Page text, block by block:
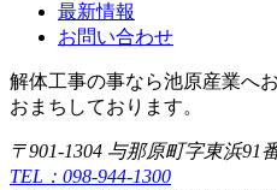
最新情報
お問い合わせ
解体工事の事なら池原産業へ
おまちしております。
〒901-1304 与那原町字東浜91
TEL：098-944-1300